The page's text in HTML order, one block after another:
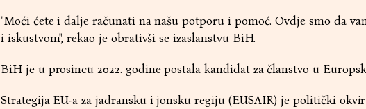
"Moći ćete i dalje računati na našu potporu i pomoć. Ovdje smo da
i iskustvom", rekao je obrativši se izaslanstvu BiH.
BiH je u prosincu 2022. godine postala kandidat za članstvo u
Strategija EU-a za jadransku i jonsku regiju (EUSAIR) je politički okvir